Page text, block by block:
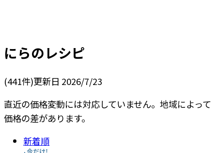
にらのレシピ
(441件)更新日 2026/7/23
直近の価格変動には対応していません。地域によって
価格の差があります。
新着順